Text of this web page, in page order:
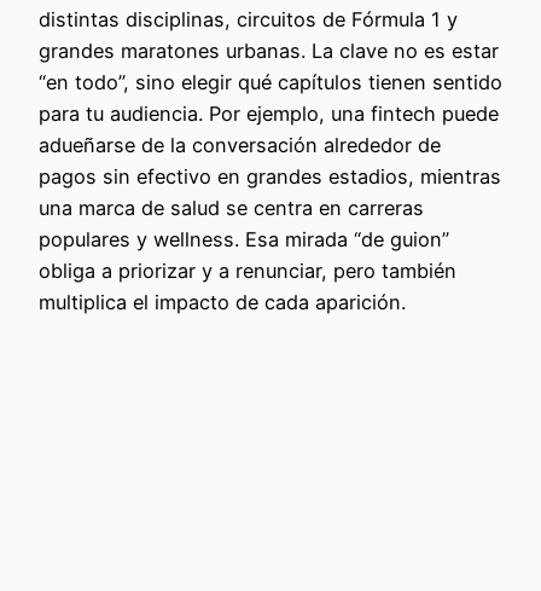
distintas disciplinas, circuitos de Fórmula 1 y
grandes maratones urbanas. La clave no es estar
“en todo”, sino elegir qué capítulos tienen sentido
para tu audiencia. Por ejemplo, una fintech puede
adueñarse de la conversación alrededor de
pagos sin efectivo en grandes estadios, mientras
una marca de salud se centra en carreras
populares y wellness. Esa mirada “de guion”
obliga a priorizar y a renunciar, pero también
multiplica el impacto de cada aparición.